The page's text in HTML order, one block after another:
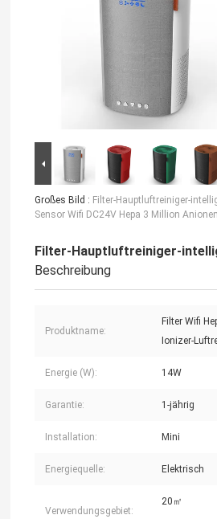
Großes Bild : Filter-Hauptluftreiniger-
Sensor Wifi DC24V Hepa 3 Million
Filter-Hauptluftreiniger-
Beschreibung
Produktname:
Filter Wifi
Ionizer-
Energie (W): 14W
Garantie: 1-jährig
Installation: Mini
Energiequelle: Elektrisch
Verwendungsgebiet:
20㎡